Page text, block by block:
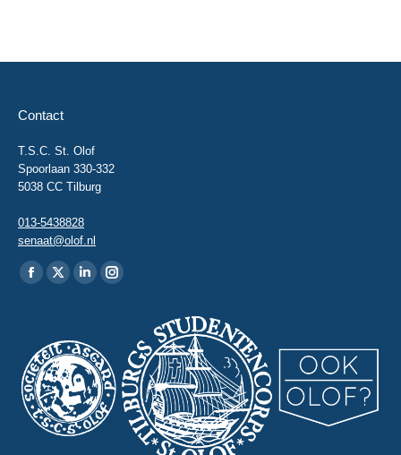
Contact
T.S.C. St. Olof
Spoorlaan 330-332
5038 CC Tilburg
013-5438828
senaat@olof.nl
Vind ons op:
Facebook
in
new
window
X
in
new
window
Linkedin
in
new
window
Instagram
new
window